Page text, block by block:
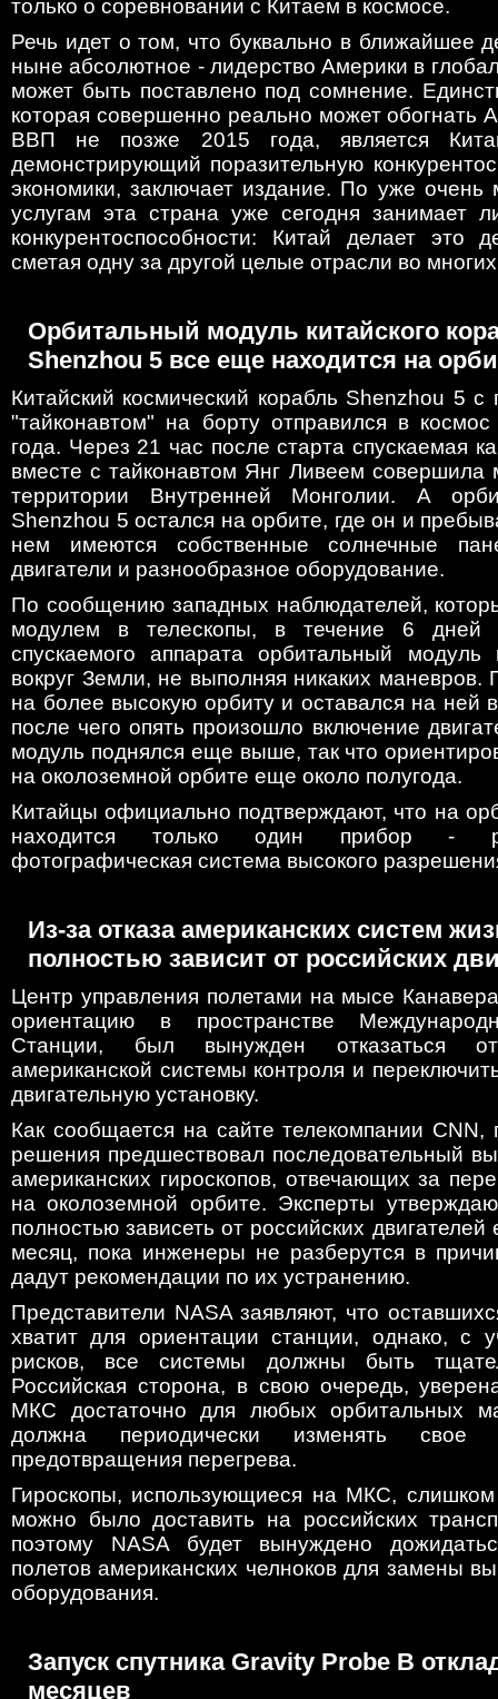
только о соревновании с Китаем в космосе.
Речь идет о том, что буквально в ближайшее
ныне абсолютное - лидерство Америки в
может быть поставлено под сомнение.
которая совершенно реально может обогнать
ВВП не позже 2015 года, является
демонстрирующий поразительную
экономики, заключает издание. По уже очень
услугам эта страна уже сегодня занимает
конкурентоспособности: Китай делает это
сметая одну за другой целые отрасли во
Орбитальный модуль китайского
Shenzhou 5 все еще находится на
Китайский космический корабль Shenzhou 5 с
"тайконавтом" на борту отправился в космос
года. Через 21 час после старта спускаемая
вместе с тайконавтом Янг Ливеем совершила
территории Внутренней Монголии. А
Shenzhou 5 остался на орбите, где он и
нем имеются собственные солнечные
двигатели и разнообразное оборудование.
По сообщению западных наблюдателей,
модулем в телескопы, в течение 6 дней
спускаемого аппарата орбитальный модуль
вокруг Земли, не выполняя никаких
на более высокую орбиту и оставался на ней
после чего опять произошло включение
модуль поднялся еще выше, так что
на околоземной орбите еще около полугода.
Китайцы официально подтверждают, что на
находится только один прибор -
фотографическая система высокого
Из-за отказа американских систем
полностью зависит от российских
Центр управления полетами на мысе
ориентацию в пространстве
Станции, был вынужден отказаться от
американской системы контроля и
двигательную установку.
Как сообщается на сайте телекомпании CNN,
решения предшествовал последовательный
американских гироскопов, отвечающих за
на околоземной орбите. Эксперты
полностью зависеть от российских
месяц, пока инженеры не разберутся в
дадут рекомендации по их устранению.
Представители NASA заявляют, что
хватит для ориентации станции, однако, с
рисков, все системы должны быть
Российская сторона, в свою очередь,
МКС достаточно для любых орбитальных
должна периодически изменять свое
предотвращения перегрева.
Гироскопы, использующиеся на МКС,
можно было доставить на российских
поэтому NASA будет вынуждено
полетов американских челноков для замены
оборудования.
Запуск спутника Gravity Probe B
месяцев